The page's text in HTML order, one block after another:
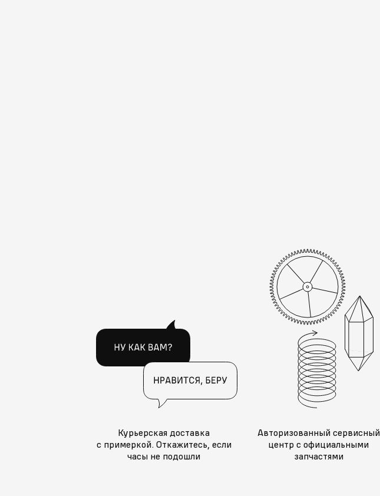
Курьерская доставка
с примеркой. Откажитесь, если
часы не подошли
Авторизованный сервисный
центр с официальными
запчастями